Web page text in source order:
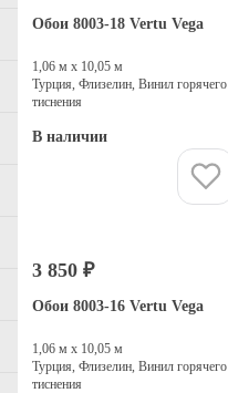
Обои 8003-18 Vertu Vega
1,06 м х 10,05 м
Турция, Флизелин, Винил горячего
тиснения
В наличии
3 850 ₽
Обои 8003-16 Vertu Vega
1,06 м х 10,05 м
Турция, Флизелин, Винил горячего
тиснения